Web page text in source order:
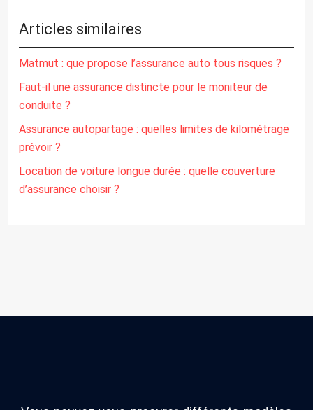
Articles similaires
Matmut : que propose l’assurance auto tous risques ?
Faut-il une assurance distincte pour le moniteur de
conduite ?
Assurance autopartage : quelles limites de kilométrage
prévoir ?
Location de voiture longue durée : quelle couverture
d’assurance choisir ?